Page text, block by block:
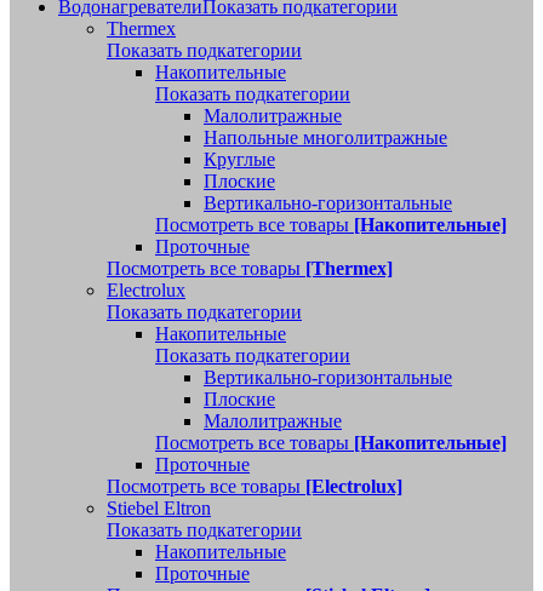
ВодонагревателиПоказать подкатегории
Thermex
Показать подкатегории
Накопительные
Показать подкатегории
Малолитражные
Напольные многолитражные
Круглые
Плоские
Вертикально-горизонтальные
Посмотреть все товары [Накопительные]
Проточные
Посмотреть все товары [Thermex]
Electrolux
Показать подкатегории
Накопительные
Показать подкатегории
Вертикально-горизонтальные
Плоские
Малолитражные
Посмотреть все товары [Накопительные]
Проточные
Посмотреть все товары [Electrolux]
Stiebel Eltron
Показать подкатегории
Накопительные
Проточные